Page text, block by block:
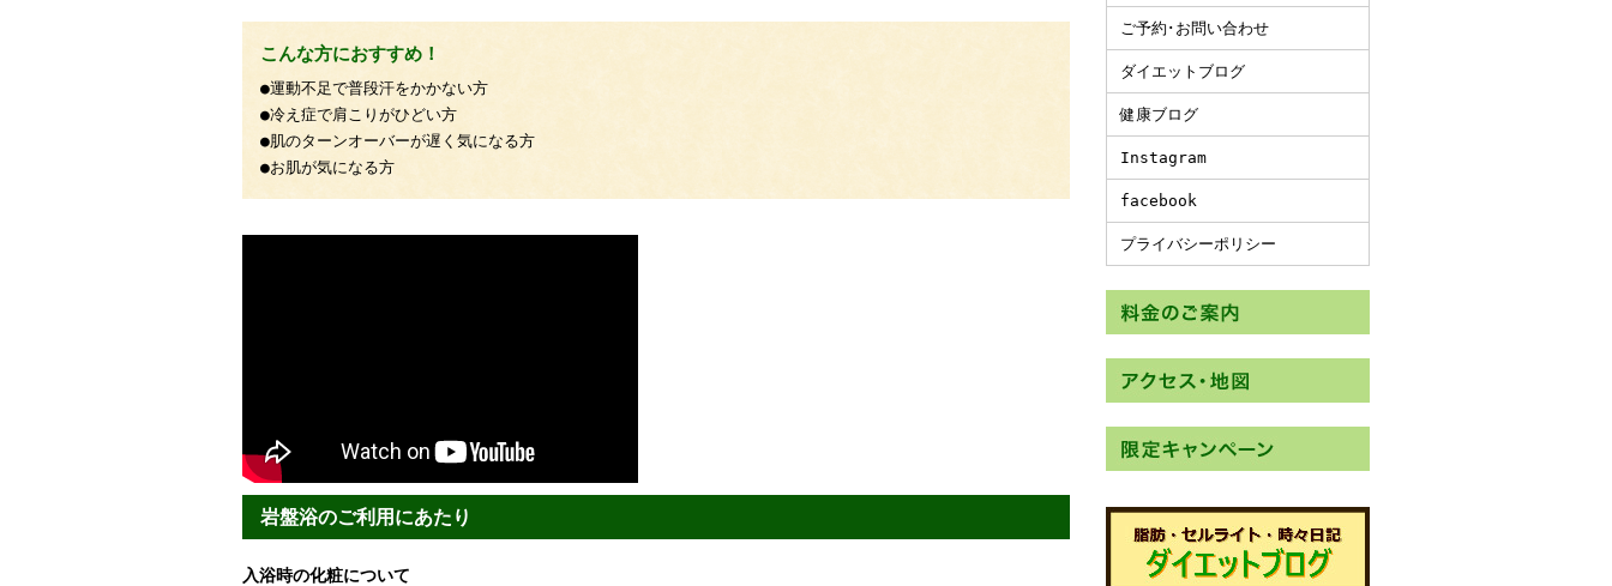
こんな方におすすめ！
●運動不足で普段汗をかかない方
●冷え症で肩こりがひどい方
●肌のターンオーバーが遅く気になる方
●お肌が気になる方
岩盤浴のご利用にあたり
入浴時の化粧について
ご予約･お問い合わせ
ダイエットブログ
健康ブログ
Instagram
facebook
プライバシーポリシー